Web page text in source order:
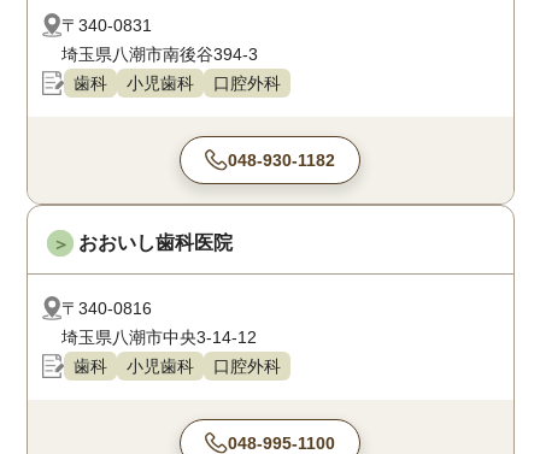
〒340-0831
埼玉県八潮市南後谷394-3
歯科
小児歯科 口腔外科
048-930-1182
＞ おおいし歯科医院
〒340-0816
埼玉県八潮市中央3-14-12
歯科
小児歯科 口腔外科
048-995-1100